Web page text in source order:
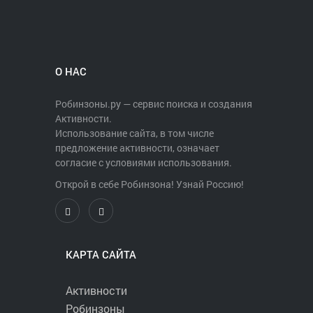
ВНИМАНИЕ! 200 р берем НА ПРОЕЗД
ПВД - абсолютно БЕСПЛАТНЫЙ!!!
О НАС
Робинзоны.ру — сервис поиска и создания
Активности.
Использование сайта, в том числе
предложение активности, означает
согласие с условиями использования.
Открой в себе Робинзона! Узнай Россию!
КАРТА САЙТА
Активности
Робинзоны